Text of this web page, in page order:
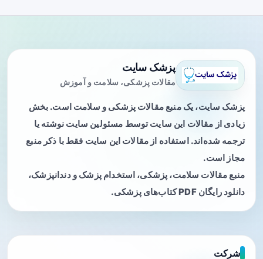
پزشک سایت
مقالات پزشکی، سلامت و آموزش
پزشک سایت، یک منبع مقالات پزشکی و سلامت است. بخش
زیادی از مقالات این سایت توسط مسئولین سایت نوشته یا
ترجمه شده‌اند. استفاده از مقالات این سایت فقط با ذکر منبع
مجاز است.
منبع مقالات سلامت، پزشکی، استخدام پزشک و دندانپزشک،
دانلود رایگان PDF کتاب‌های پزشکی.
شرکت